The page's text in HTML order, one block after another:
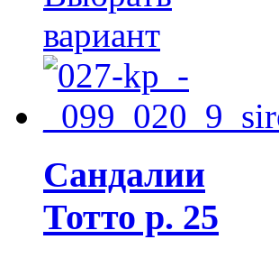
вариант
Сандалии
Тотто р. 25